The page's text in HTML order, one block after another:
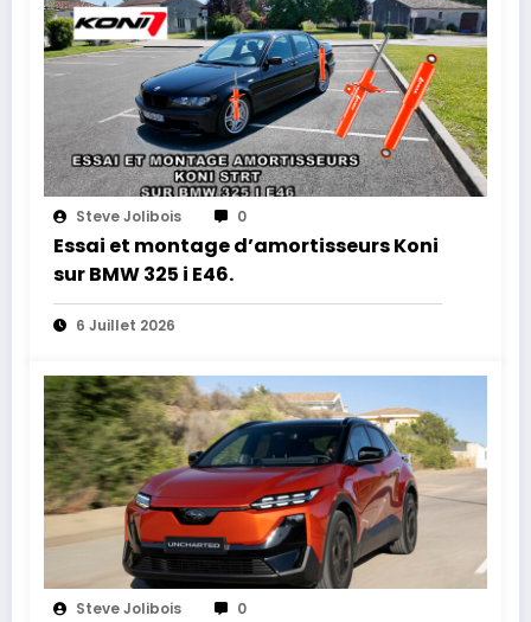
Steve Jolibois 0
Essai et montage d’amortisseurs Koni
sur BMW 325 i E46.
6 Juillet 2026
Steve Jolibois 0